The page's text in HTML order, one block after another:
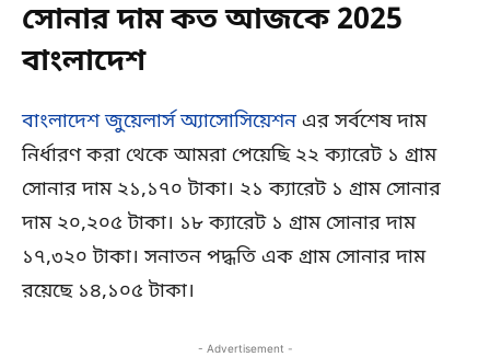
সোনার দাম কত আজকে 2025
বাংলাদেশ
বাংলাদেশ জুয়েলার্স অ্যাসোসিয়েশন এর সর্বশেষ দাম
নির্ধারণ করা থেকে আমরা পেয়েছি ২২ ক্যারেট ১ গ্রাম
সোনার দাম ২১,১৭০ টাকা। ২১ ক্যারেট ১ গ্রাম সোনার
দাম ২০,২০৫ টাকা। ১৮ ক্যারেট ১ গ্রাম সোনার দাম
১৭,৩২০ টাকা। সনাতন পদ্ধতি এক গ্রাম সোনার দাম
রয়েছে ১৪,১০৫ টাকা।
- Advertisement -